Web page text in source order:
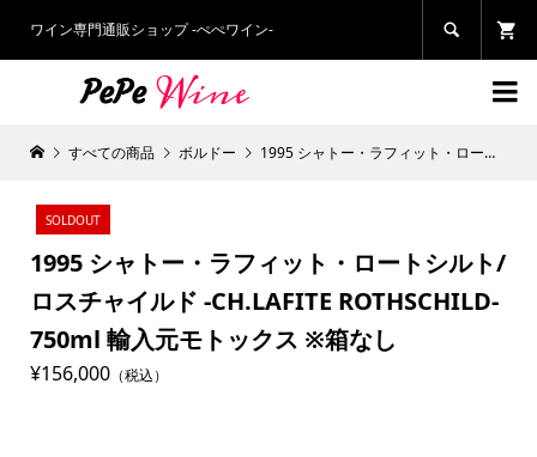
ワイン専門通販ショップ -ぺぺワイン- 

すべての商品 ボルドー 1995 シャトー・ラフィット・ロートシルト/ロスチャイルド -CH.LAFITE ROTHSCHILD- 750ml 輸入元モトックス ※箱なし
SOLDOUT
1995 シャトー・ラフィット・ロートシルト/
ロスチャイルド -CH.LAFITE ROTHSCHILD-
750ml 輸入元モトックス ※箱なし
¥156,000（税込）